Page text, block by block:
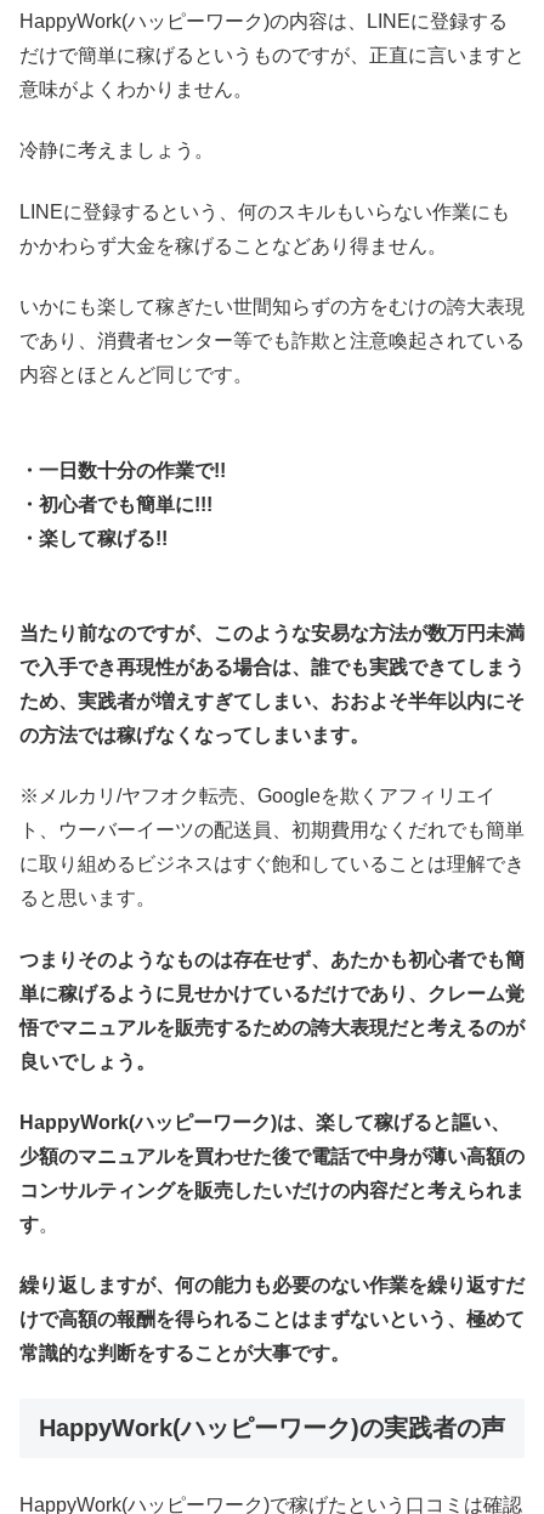
HappyWork(ハッピーワーク)の内容は、LINEに登録する
だけで簡単に稼げるというものですが、正直に言いますと
意味がよくわかりません。
冷静に考えましょう。
LINEに登録するという、何のスキルもいらない作業にも
かかわらず大金を稼げることなどあり得ません。
いかにも楽して稼ぎたい世間知らずの方をむけの誇大表現
であり、消費者センター等でも詐欺と注意喚起されている
内容とほとんど同じです。
・一日数十分の作業で!!
・初心者でも簡単に!!!
・楽して稼げる!!
当たり前なのですが、このような安易な方法が数万円未満
で入手でき再現性がある場合は、誰でも実践できてしまう
ため、実践者が増えすぎてしまい、おおよそ半年以内にそ
の方法では稼げなくなってしまいます。
※メルカリ/ヤフオク転売、Googleを欺くアフィリエイ
ト、ウーバーイーツの配送員、初期費用なくだれでも簡単
に取り組めるビジネスはすぐ飽和していることは理解でき
ると思います。
つまりそのようなものは存在せず、あたかも初心者でも簡
単に稼げるように見せかけているだけであり、クレーム覚
悟でマニュアルを販売するための誇大表現だと考えるのが
良いでしょう。
HappyWork(ハッピーワーク)は、楽して稼げると謳い、
少額のマニュアルを買わせた後で電話で中身が薄い高額の
コンサルティングを販売したいだけの内容だと考えられま
す。
繰り返しますが、何の能力も必要のない作業を繰り返すだ
けで高額の報酬を得られることはまずないという、極めて
常識的な判断をすることが大事です。
HappyWork(ハッピーワーク)の実践者の声
HappyWork(ハッピーワーク)で稼げたという口コミは確認